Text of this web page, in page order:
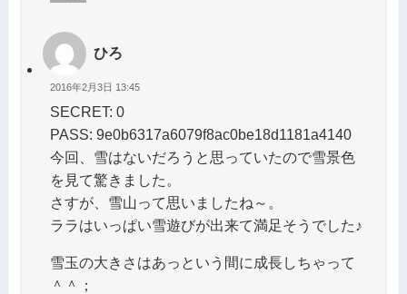
ひろ
2016年2月3日 13:45
SECRET: 0
PASS: 9e0b6317a6079f8ac0be18d1181a4140
今回、雪はないだろうと思っていたので雪景色
を見て驚きました。
さすが、雪山って思いましたね～。
ララはいっぱい雪遊びが出来て満足そうでした♪
雪玉の大きさはあっという間に成長しちゃって
＾＾；